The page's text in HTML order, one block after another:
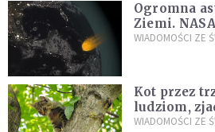
Ogromna
Ziemi.
zagrożenia
WIADOMOŚCI ZE
Kot przez
ludziom,
kaczki. W
WIADOMOŚCI ZE